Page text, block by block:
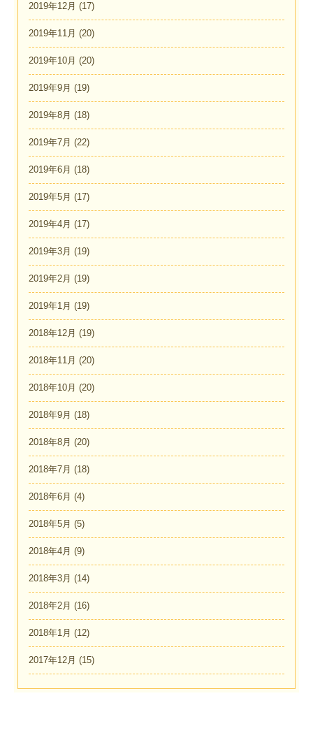
2019年12月 (17)
2019年11月 (20)
2019年10月 (20)
2019年9月 (19)
2019年8月 (18)
2019年7月 (22)
2019年6月 (18)
2019年5月 (17)
2019年4月 (17)
2019年3月 (19)
2019年2月 (19)
2019年1月 (19)
2018年12月 (19)
2018年11月 (20)
2018年10月 (20)
2018年9月 (18)
2018年8月 (20)
2018年7月 (18)
2018年6月 (4)
2018年5月 (5)
2018年4月 (9)
2018年3月 (14)
2018年2月 (16)
2018年1月 (12)
2017年12月 (15)